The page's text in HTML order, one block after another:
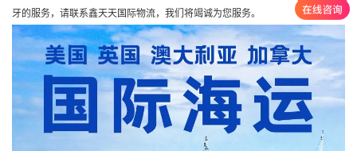
牙的服务，请联系鑫天天国际物流，我们将竭诚为您服务。